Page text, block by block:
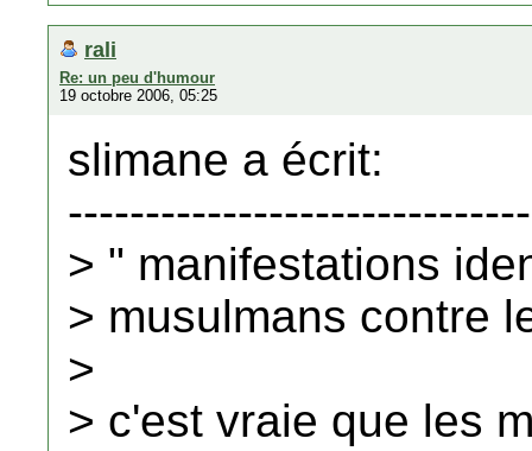
rali
Re: un peu d'humour
19 octobre 2006, 05:25
slimane a écrit:
> " manifestations
> musulmans contre
>
> c'est vraie que les